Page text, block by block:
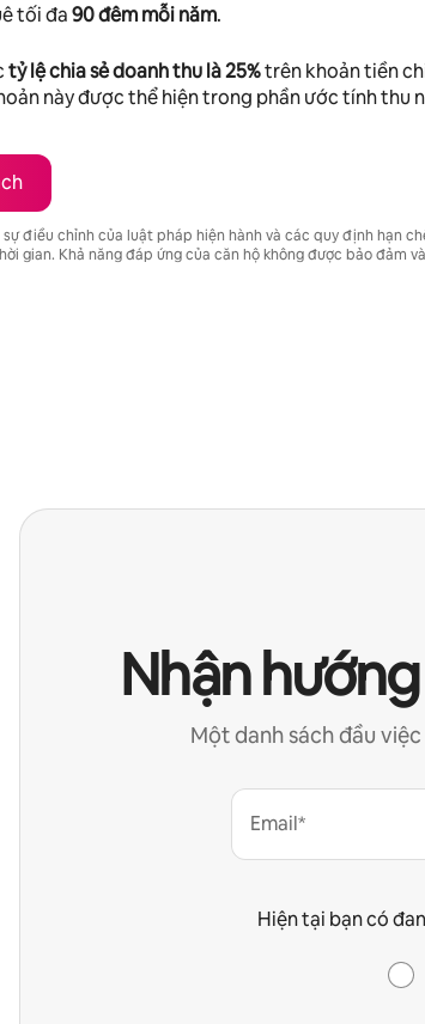
tối đa90 đêm mỗi năm.
tỷ lệ chia sẻ doanh thu là 25%trên khoản tiền
này được thể hiện trong phần ước tính thu
điều chỉnh của luật pháp hiện hành và các quy định hạn
gian. Khả năng đáp ứng của căn hộ không được bảo đảm
Nhận
Một danh sách đầu
Email*
Hiện tại bạn có